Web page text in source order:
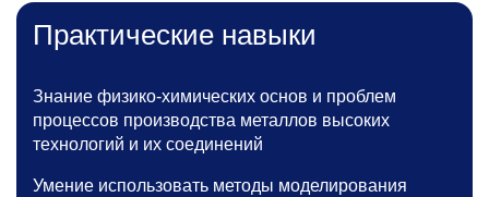
Практические навыки
Знание физико-химических основ и проблем
процессов производства металлов высоких
технологий и их соединений
Умение использовать методы моделирования